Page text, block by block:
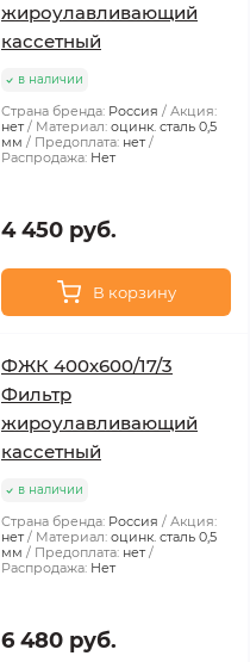
жироулавливающий
кассетный
в наличии
Страна бренда: Россия
Акция:
нет
Материал: оцинк. сталь 0,5
мм
Предоплата: нет
Распродажа: Нет
4 450 руб.
В корзину
ФЖК 400х600/17/3
Фильтр
жироулавливающий
кассетный
в наличии
Страна бренда: Россия
Акция:
нет
Материал: оцинк. сталь 0,5
мм
Предоплата: нет
Распродажа: Нет
6 480 руб.